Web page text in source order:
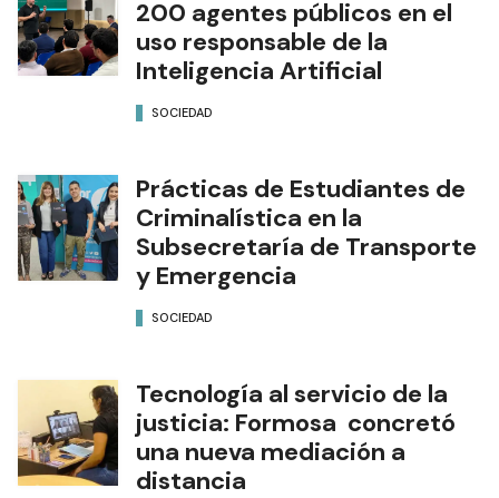
200 agentes públicos en el
uso responsable de la
Inteligencia Artificial
SOCIEDAD
Prácticas de Estudiantes de
Criminalística en la
Subsecretaría de Transporte
y Emergencia
SOCIEDAD
Tecnología al servicio de la
justicia: Formosa concretó
una nueva mediación a
distancia